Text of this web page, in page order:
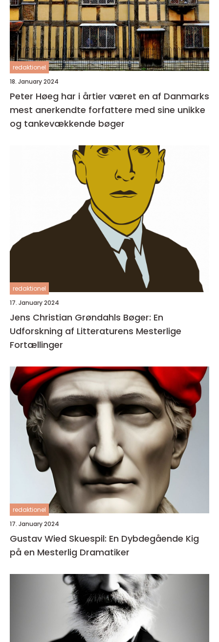
redaktionel
18. January 2024
Peter Høeg har i årtier været en af Danmarks
mest anerkendte forfattere med sine unikke
og tankevækkende bøger
redaktionel
17. January 2024
Jens Christian Grøndahls Bøger: En
Udforskning af Litteraturens Mesterlige
Fortællinger
redaktionel
17. January 2024
Gustav Wied Skuespil: En Dybdegående Kig
på en Mesterlig Dramatiker